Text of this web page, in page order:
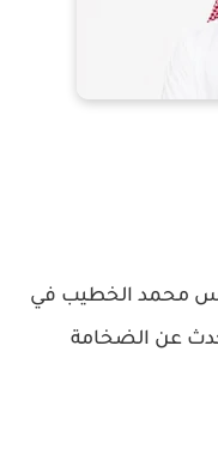
محمد الخطيب في
عن الضخامة